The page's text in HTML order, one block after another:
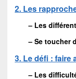
2. Les
– Les
– Se toucher
3. Le défi : faire
– Les